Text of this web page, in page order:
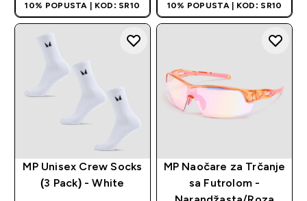
10% POPUSTA | KOD: SR10 10% POPUSTA | KOD: SR10
MP Unisex Crew Socks
(3 Pack) - White
MP Naočare za Trčanje
sa Futrolom -